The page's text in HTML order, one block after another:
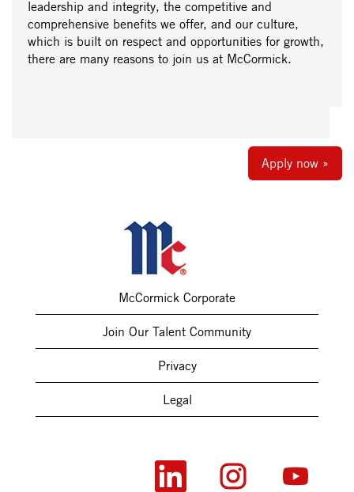
leadership and integrity, the competitive and
comprehensive benefits we offer, and our culture,
which is built on respect and opportunities for growth,
there are many reasons to join us at McCormick.
Apply now »
McCormick Corporate
Join Our Talent Community
Privacy
Legal
O
e
O
p